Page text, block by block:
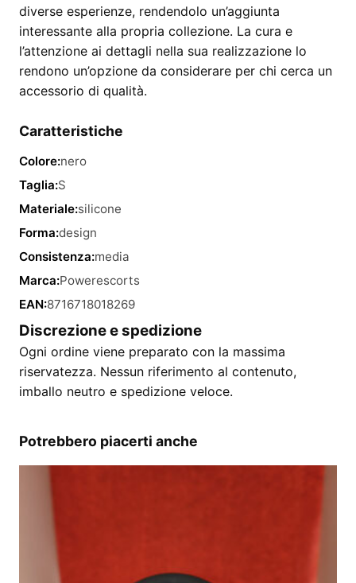
diverse esperienze, rendendolo un’aggiunta
interessante alla propria collezione. La cura e
l’attenzione ai dettagli nella sua realizzazione lo
rendono un’opzione da considerare per chi cerca un
accessorio di qualità.
Caratteristiche
Colore:nero
Taglia:S
Materiale:silicone
Forma:design
Consistenza:media
Marca:Powerescorts
EAN:8716718018269
Discrezione e spedizione
Ogni ordine viene preparato con la massima
riservatezza. Nessun riferimento al contenuto,
imballo neutro e spedizione veloce.
Potrebbero piacerti anche